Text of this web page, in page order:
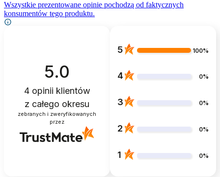
Wszystkie prezentowane opinie pochodzą od faktycznych
konsumentów tego produktu.
5.0
4opinii klientów
z całego okresu
zebranych i zweryfikowanych
przez
5 100%
4 0%
3 0%
2 0%
1 0%